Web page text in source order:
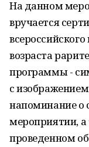
На данном
вручается
возраста
программы -
с
напоминание о
мероприятии,
проведенном